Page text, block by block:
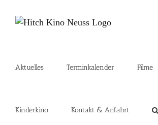
Inhalt
Aktuelles Terminkalender Filme
Kinderkino Kontakt & Anfahrt